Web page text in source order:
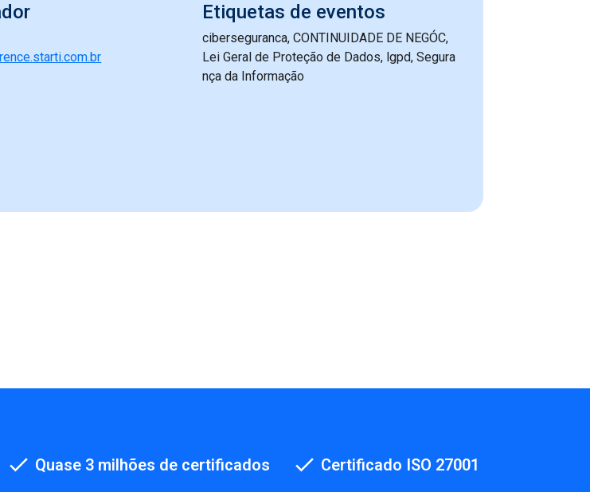
Etiquetas de eventos
ciberseguranca, CONTINUIDADE DE NEGÓC,
Lei Geral de Proteção de Dados, lgpd, Segura
nça da Informação
Quase 3 milhões de certificados Certificado ISO 27001